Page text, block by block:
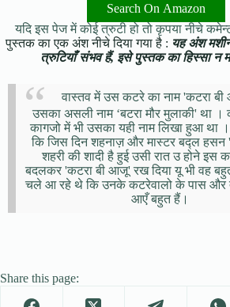
Search On Amazon
यदि इस पेज में कोई त्रुटी हो तो कृपया नीचे
पुस्तक का एक अंश नीचे दिया गया है : यह अंश
त्रुटियाँ संभव हैं, इसे पुस्तक का हिस्सा न
वास्तव में उस कटरे का नाम 'कटरा
उसका असली नाम ‘बटरा मौर मुलाकी' था ।
कागजो में भी उसका यही नाम लिखा हुआ था
कि जिस दिन शहनाज़ और मास्टर बद्ल हसन
शहरी की शादी है हुई उसी रात उ होने इस
बदलकर 'कटरा बी आजू' रख दिया यू भी वह
चले आ रहे थे कि उनके कटरेवालो के पास और
आएँ बहुत हैं।
Share this page: